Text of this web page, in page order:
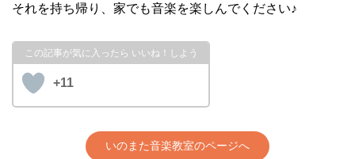
それを持ち帰り、家でも音楽を楽しんでください♪
+11
いのまた音楽教室のページへ